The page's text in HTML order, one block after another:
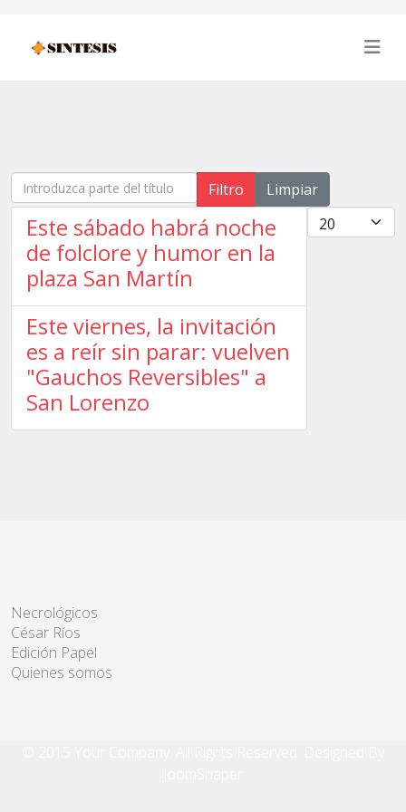
Introduzca parte del título Filtro
Limpiar
Cantidad
Este sábado habrá noche
de folclore y humor en la
plaza San Martín
Este viernes, la invitación
es a reír sin parar: vuelven
"Gauchos Reversibles" a
San Lorenzo
Necrológicos
César Ríos
Edición Papel
Quienes somos